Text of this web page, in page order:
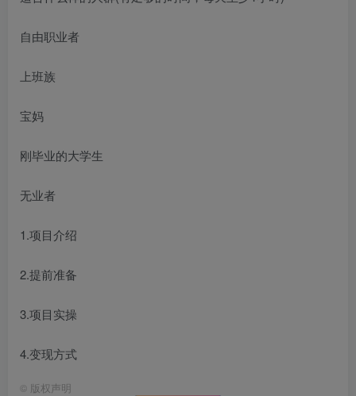
自由职业者
上班族
宝妈
刚毕业的大学生
无业者
1.项目介绍
2.提前准备
3.项目实操
4.变现方式
© 版权声明